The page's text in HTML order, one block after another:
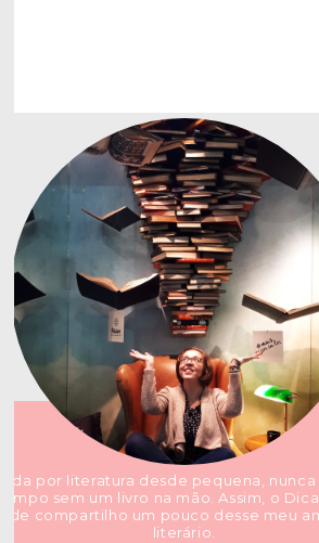
por literatura desde pequena,
sem um livro na mão. Assim, o
compartilho um pouco desse meu
literário.